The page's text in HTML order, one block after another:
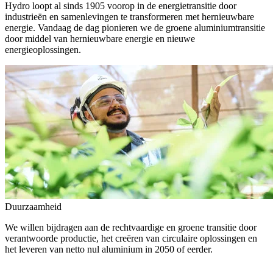
Hydro loopt al sinds 1905 voorop in de energietransitie door
industrieën en samenlevingen te transformeren met hernieuwbare
energie. Vandaag de dag pionieren we de groene aluminiumtransitie
door middel van hernieuwbare energie en nieuwe
energieoplossingen.
Duurzaamheid
We willen bijdragen aan de rechtvaardige en groene transitie door
verantwoorde productie, het creëren van circulaire oplossingen en
het leveren van netto nul aluminium in 2050 of eerder.